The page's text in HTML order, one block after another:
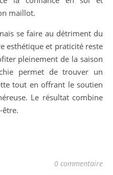
maillot.
se faire au détriment du
esthétique et praticité reste
pleinement de la saison
permet de trouver un
tout en offrant le soutien
Le résultat combine
être.
0 commentaire